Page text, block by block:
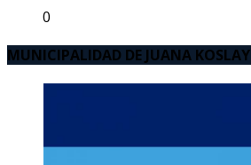
0
MUNICIPALIDAD DE JUANA KOSLAY